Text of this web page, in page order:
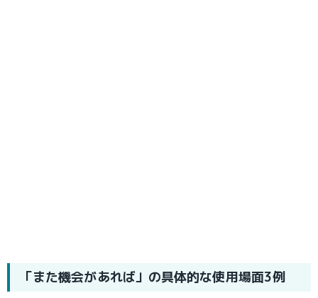
「また機会があれば」の具体的な使用場面3例